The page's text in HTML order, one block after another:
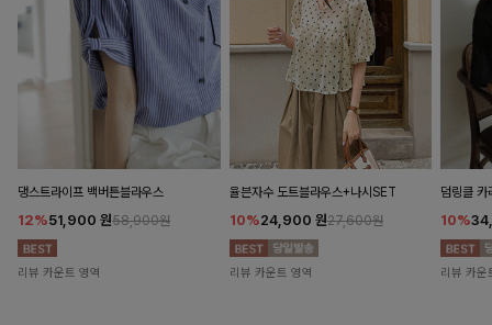
댕스트라이프 백버튼블라우스
12%51,900 원58,900원
리뷰 카운트 영역
율븐자수 도트블라우스+나시SET
10%24,900 원27,600원
리뷰 카운트 영역
덤링클 카
10%
리뷰 카운